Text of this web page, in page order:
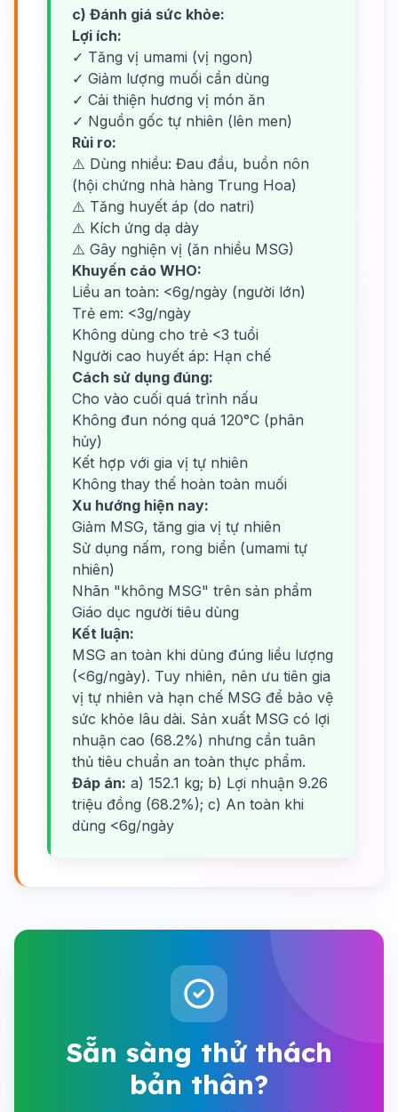
c) Đánh giá sức khỏe:
Lợi ích:
✓ Tăng vị umami (vị ngon)
✓ Giảm lượng muối cần dùng
✓ Cải thiện hương vị món ăn
✓ Nguồn gốc tự nhiên (lên men)
Rủi ro:
⚠️ Dùng nhiều: Đau đầu, buồn nôn
(hội chứng nhà hàng Trung Hoa)
⚠️ Tăng huyết áp (do natri)
⚠️ Kích ứng dạ dày
⚠️ Gây nghiện vị (ăn nhiều MSG)
Khuyến cáo WHO:
Liều an toàn: <6g/ngày (người lớn)
Trẻ em: <3g/ngày
Không dùng cho trẻ <3 tuổi
Người cao huyết áp: Hạn chế
Cách sử dụng đúng:
Cho vào cuối quá trình nấu
Không đun nóng quá 120°C (phân
hủy)
Kết hợp với gia vị tự nhiên
Không thay thế hoàn toàn muối
Xu hướng hiện nay:
Giảm MSG, tăng gia vị tự nhiên
Sử dụng nấm, rong biển (umami tự
nhiên)
Nhãn "không MSG" trên sản phẩm
Giáo dục người tiêu dùng
Kết luận:
MSG an toàn khi dùng đúng liều lượng
(<6g/ngày). Tuy nhiên, nên ưu tiên gia
vị tự nhiên và hạn chế MSG để bảo vệ
sức khỏe lâu dài. Sản xuất MSG có lợi
nhuận cao (68.2%) nhưng cần tuân
thủ tiêu chuẩn an toàn thực phẩm.
Đáp án: a) 152.1 kg; b) Lợi nhuận 9.26
triệu đồng (68.2%); c) An toàn khi
dùng <6g/ngày
Sẵn sàng thử thách
bản thân?